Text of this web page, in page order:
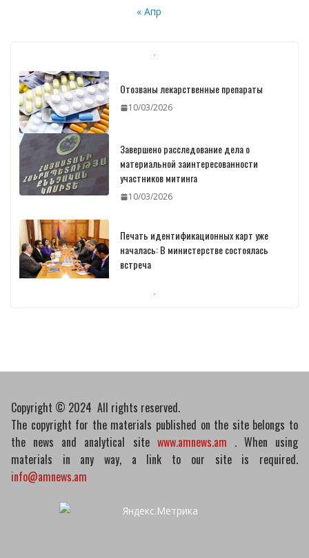
« Апр
Отозваны лекарственные препараты
10/03/2026
Завершено расследование дела о
материальной заинтересованности
участников митинга
10/03/2026
Печать идентификационных карт уже
началась: В министерстве состоялась
встреча
Copyright © 2024 All rights reserved.
The copyright for the materials published on the site belongs to
the news and analytical site www.amnews.am . When using
materials in any way, a link to our site is required.
info@amnews.am